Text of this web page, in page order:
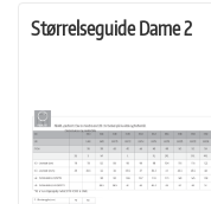
Størrelseguide Dame 2